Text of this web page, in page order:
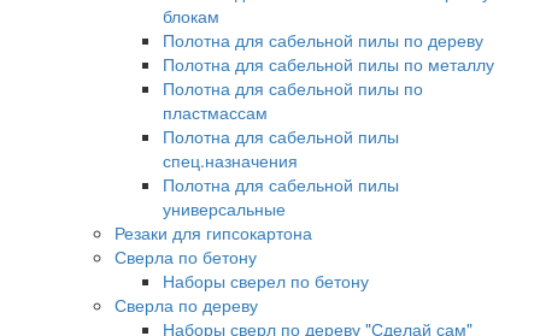
блокам
Полотна для сабельной пилы по дереву
Полотна для сабельной пилы по металлу
Полотна для сабельной пилы по
пластмассам
Полотна для сабельной пилы
спец.назначения
Полотна для сабельной пилы
универсальные
Резаки для гипсокартона
Сверла по бетону
Наборы сверел по бетону
Сверла по дереву
Наборы сверл по дереву "Сделай сам"